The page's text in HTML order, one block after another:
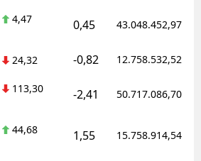
4,47 0,45 43.048.452,97
24,32 -0,82 12.758.532,52
113,30 -2,41 50.717.086,70
44,68 1,55 15.758.914,54